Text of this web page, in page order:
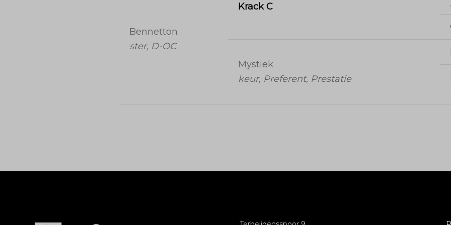
Bennetton
ster, D-OC
Krack C
Mystiek
keur, Preferent, Prestatie